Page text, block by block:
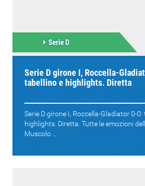
Serie D
Serie D girone I, Roccella-
tabellino e highlights. Diretta
Serie D girone I, Roccella-Gladiator 0-0:
highlights. Diretta. Tutte le emozioni
Muscolo ...